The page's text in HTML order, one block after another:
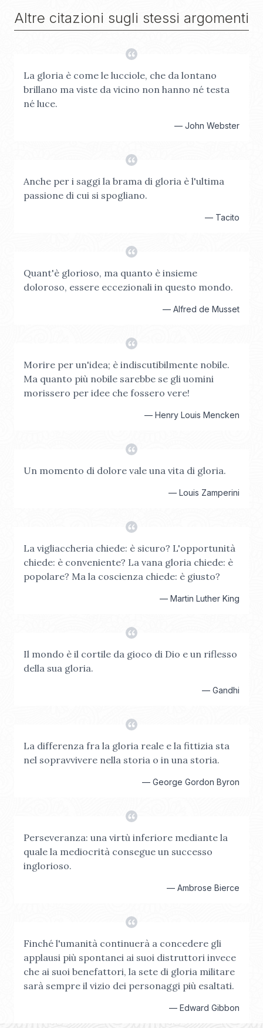
Altre citazioni sugli stessi argomenti
La gloria è come le lucciole, che da lontano
brillano ma viste da vicino non hanno né testa
né luce.
— John Webster
Anche per i saggi la brama di gloria è l'ultima
passione di cui si spogliano.
— Tacito
Quant'è glorioso, ma quanto è insieme
doloroso, essere eccezionali in questo mondo.
— Alfred de Musset
Morire per un'idea; è indiscutibilmente nobile.
Ma quanto più nobile sarebbe se gli uomini
morissero per idee che fossero vere!
— Henry Louis Mencken
Un momento di dolore vale una vita di gloria.
— Louis Zamperini
La vigliaccheria chiede: è sicuro? L'opportunità
chiede: è conveniente? La vana gloria chiede: è
popolare? Ma la coscienza chiede: è giusto?
— Martin Luther King
Il mondo è il cortile da gioco di Dio e un riflesso
della sua gloria.
— Gandhi
La differenza fra la gloria reale e la fittizia sta
nel sopravvivere nella storia o in una storia.
— George Gordon Byron
Perseveranza: una virtù inferiore mediante la
quale la mediocrità consegue un successo
inglorioso.
— Ambrose Bierce
Finché l'umanità continuerà a concedere gli
applausi più spontanei ai suoi distruttori invece
che ai suoi benefattori, la sete di gloria militare
sarà sempre il vizio dei personaggi più esaltati.
— Edward Gibbon